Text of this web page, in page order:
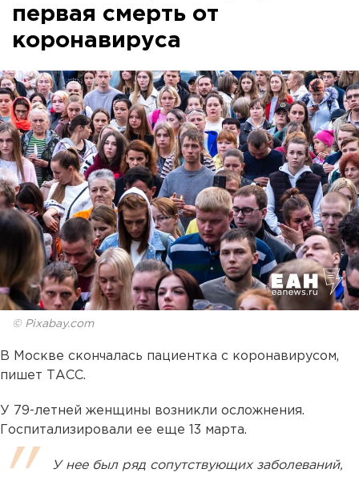
первая смерть от
коронавируса
© Pixabay.com
В Москве скончалась пациентка с коронавирусом,
пишет ТАСС.
У 79-летней женщины возникли осложнения.
Госпитализировали ее еще 13 марта.
У нее был ряд сопутствующих заболеваний,